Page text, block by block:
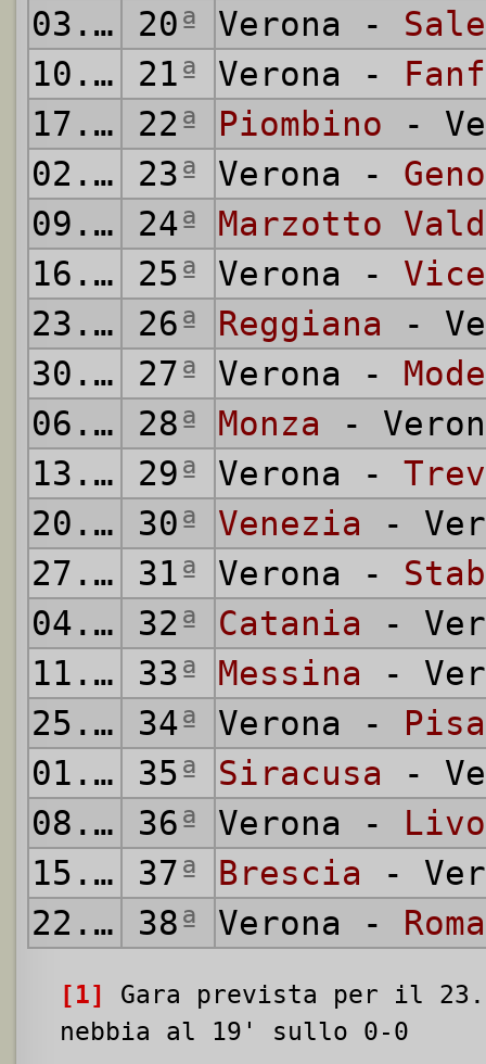
03.02.1952
20ª Verona -
10.02.1952
21ª Verona -
17.02.1952
22ª Piombino -
02.03.1952
23ª Verona -
09.03.1952
24ª
Marzotto
16.03.1952
25ª Verona -
23.03.1952
26ª Reggiana -
30.03.1952
27ª Verona -
06.04.1952
28ª Monza -
13.04.1952
29ª Verona -
20.04.1952
30ª Venezia -
27.04.1952
31ª Verona -
04.05.1952
32ª Catania -
11.05.1952
33ª Messina -
25.05.1952
34ª Verona - Pisa
01.06.1952
35ª Siracusa -
08.06.1952
36ª Verona -
15.06.1952
37ª Brescia -
22.06.1952
38ª Verona - Roma
[1]
Gara prevista per il
nebbia al 19' sullo 0-0